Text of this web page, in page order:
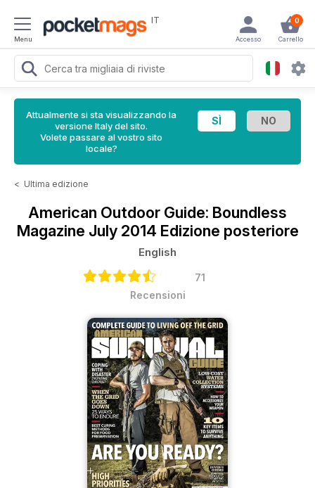
Menu
IT 0
Carrello
Accesso
Attualmente si sta visualizzando la
versione Italy del sito.
Volete passare al vostro sito
locale?
< Ultima edizione
American Outdoor Guide: Boundless
Magazine July 2014 Edizione posteriore
English
71
Recensioni